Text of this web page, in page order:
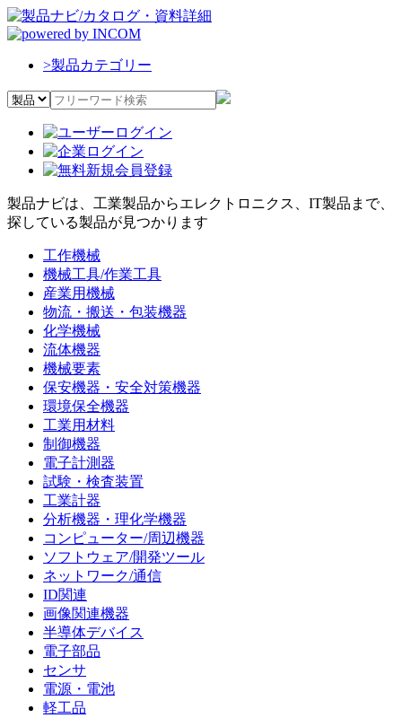
>製品カテゴリー
製品ナビは、工業製品からエレクトロニクス、IT製品まで、
探している製品が見つかります
工作機械
機械工具/作業工具
産業用機械
物流・搬送・包装機器
化学機械
流体機器
機械要素
保安機器・安全対策機器
環境保全機器
工業用材料
制御機器
電子計測器
試験・検査装置
工業計器
分析機器・理化学機器
コンピューター/周辺機器
ソフトウェア/開発ツール
ネットワーク/通信
ID関連
画像関連機器
半導体デバイス
電子部品
センサ
電源・電池
軽工品